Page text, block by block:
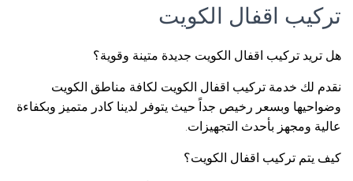
تركيب اقفال الكويت
هل تريد تركيب اقفال الكويت جديدة متينة وقوية؟
نقدم لك خدمة تركيب اقفال الكويت لكافة مناطق الكويت
وضواحيها وبسعر رخيص جداً حيث يتوفر لدينا كادر متميز وبكفاءة
عالية ومجهز بأحدث التجهيزات.
كيف يتم تركيب اقفال الكويت؟